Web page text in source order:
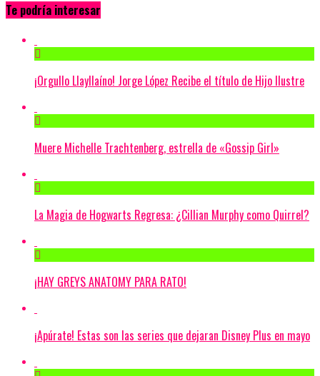
Te podría interesar
¡Orgullo Llayllaíno! Jorge López Recibe el título de Hijo Ilustre
Muere Michelle Trachtenberg, estrella de «Gossip Girl»
La Magia de Hogwarts Regresa: ¿Cillian Murphy como Quirrel?
¡HAY GREYS ANATOMY PARA RATO!
¡Apúrate! Estas son las series que dejaran Disney Plus en mayo